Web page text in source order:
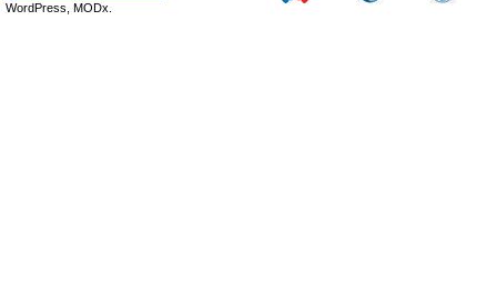
WordPress, MODx.